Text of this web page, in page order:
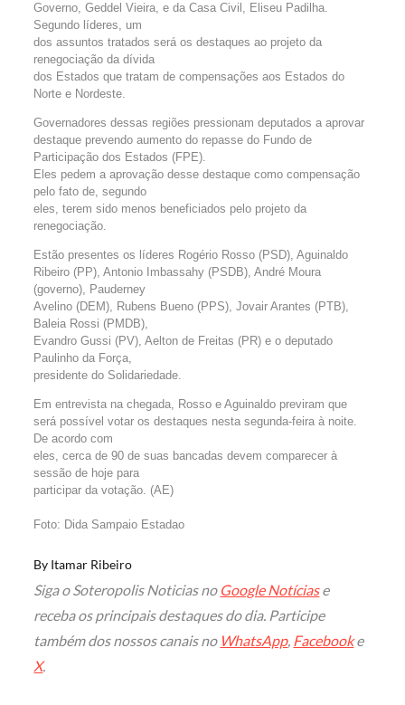
Governo, Geddel Vieira, e da Casa Civil, Eliseu Padilha.
Segundo líderes, um
dos assuntos tratados será os destaques ao projeto da
renegociação da dívida
dos Estados que tratam de compensações aos Estados do
Norte e Nordeste.
Governadores dessas regiões pressionam deputados a aprovar
destaque prevendo aumento do repasse do Fundo de
Participação dos Estados (FPE).
Eles pedem a aprovação desse destaque como compensação
pelo fato de, segundo
eles, terem sido menos beneficiados pelo projeto da
renegociação.
Estão presentes os líderes Rogério Rosso (PSD), Aguinaldo
Ribeiro (PP), Antonio Imbassahy (PSDB), André Moura
(governo), Pauderney
Avelino (DEM), Rubens Bueno (PPS), Jovair Arantes (PTB),
Baleia Rossi (PMDB),
Evandro Gussi (PV), Aelton de Freitas (PR) e o deputado
Paulinho da Força,
presidente do Solidariedade.
Em entrevista na chegada, Rosso e Aguinaldo previram que
será possível votar os destaques nesta segunda-feira à noite.
De acordo com
eles, cerca de 90 de suas bancadas devem comparecer à
sessão de hoje para
participar da votação. (AE)
Foto: Dida Sampaio Estadao
By Itamar Ribeiro
Siga o Soteropolis Noticias no Google Notíciase
receba os principais destaques do dia. Participe
também dos nossos canais no WhatsApp, Facebooke
X.